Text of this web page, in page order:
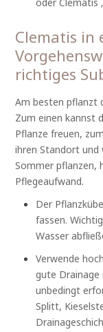
Clematis in
richtiges
Am besten pflanzt
Zum einen kannst
Pflanze freuen,
ihren Standort und
Sommer pflanzen,
Pflegeaufwand.
Der
fassen.
Wasser
Verwende
gute
unbedingt
Splitt,